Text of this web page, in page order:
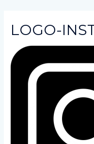
contenu
LOGO-